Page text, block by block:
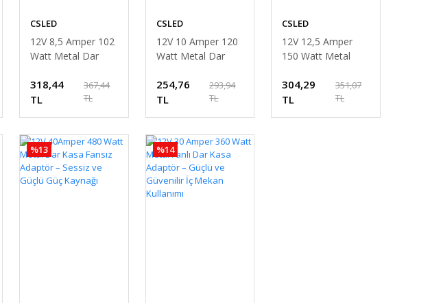
CSLED
12V 8,5 Amper 102
Watt Metal Dar
Adaptör – Sessiz ve
Güçlü Güç Kaynağı
318,44
TL
367,44
TL
CSLED
12V 10 Amper 120
Watt Metal Dar
Adaptör – Sessiz ve
Güçlü Güç Kaynağı
254,76
TL
293,94
TL
CSLED
12V 12,5 Amper
150 Watt Metal
Adaptör – Sessiz ve
Güçlü Güç Kaynağı
304,29
TL
351,07
TL
%13 %14